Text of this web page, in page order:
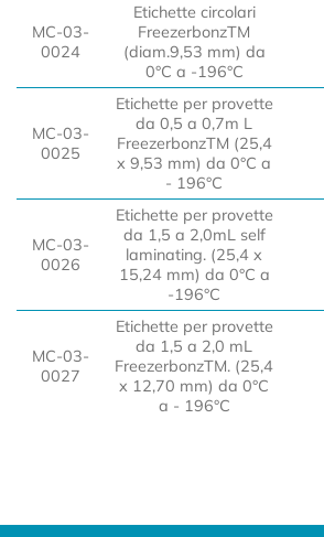
MC-03-
0024
Etichette circolari
FreezerbonzTM
(diam.9,53 mm) da
0°C a -196°C
MC-03-
0025
Etichette per provette
da 0,5 a 0,7m L
FreezerbonzTM (25,4
x 9,53 mm) da 0°C a
- 196°C
MC-03-
0026
Etichette per provette
da 1,5 a 2,0mL self
laminating. (25,4 x
15,24 mm) da 0°C a
-196°C
MC-03-
0027
Etichette per provette
da 1,5 a 2,0 mL
FreezerbonzTM. (25,4
x 12,70 mm) da 0°C
a - 196°C